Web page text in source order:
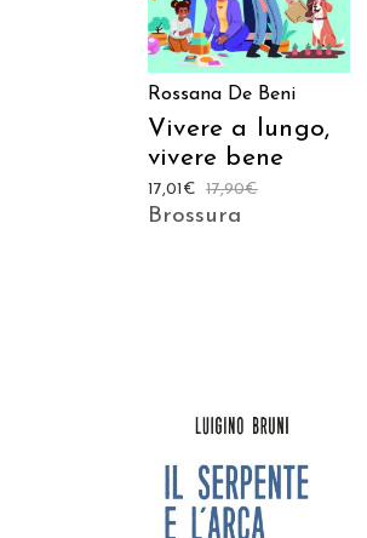
Rossana De Beni
Vivere a lungo,
vivere bene
17,90€
17,01 €
Brossura